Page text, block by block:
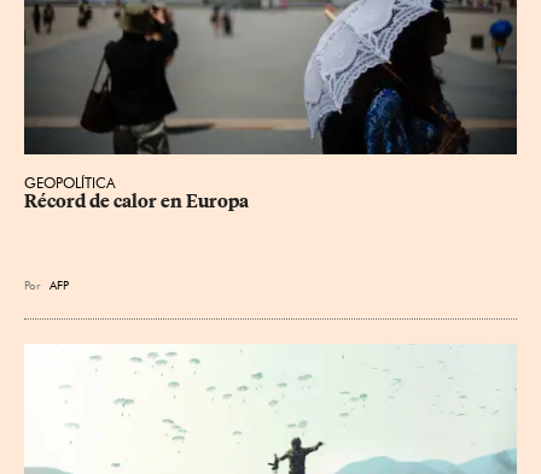
GEOPOLÍTICA
Récord de calor en Europa
Por AFP